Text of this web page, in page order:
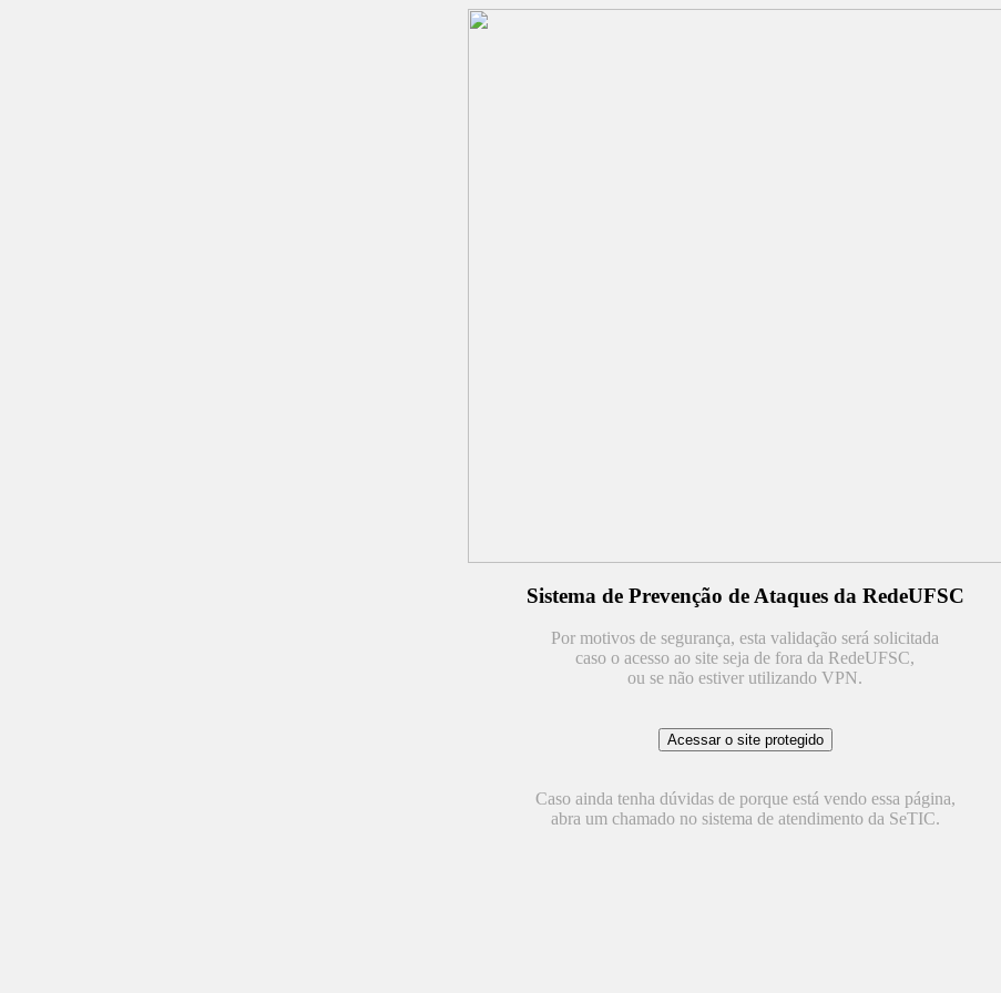
Sistema de Prevenção de Ataques da RedeUFSC
Por motivos de segurança, esta validação será solicitada
caso o acesso ao site seja de fora da RedeUFSC,
ou se não estiver utilizando VPN.
Caso ainda tenha dúvidas de porque está vendo essa página,
abra um chamado no sistema de atendimento da SeTIC.